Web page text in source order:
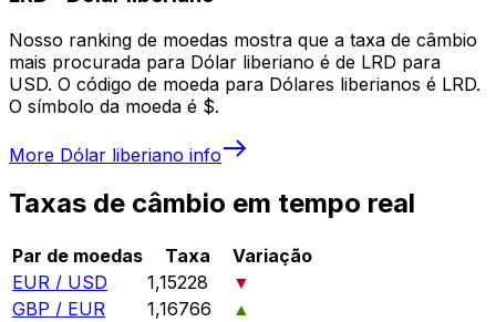
Nosso ranking de moedas mostra que a taxa de câmbio
mais procurada para Dólar liberiano é de LRD para
USD. O código de moeda para Dólares liberianos é LRD.
O símbolo da moeda é $.
More Dólar liberiano info
Taxas de câmbio em tempo real
Par de moedas Taxa
Variação
EUR / USD
1,15228
▼
GBP / EUR
1,16766
▲